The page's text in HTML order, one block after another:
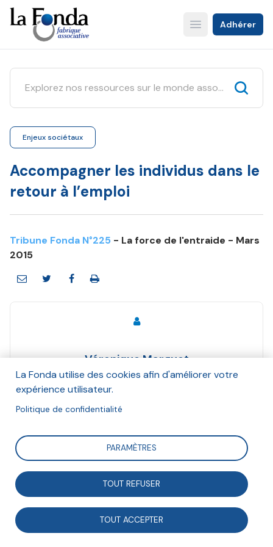
Aller
au
contenu
principal
Open main menu
Adhérer
Enjeux sociétaux
Accompagner les individus dans le
retour à l’emploi
Tribune Fonda N°225 - La force de l'entraide - Mars
2015
Véronique Marguet
Mars 2015
Dans un monde où les organisations sociétales,
administratives et juridiques, tendent à diluer les
responsabilités ; où les individus ont tendance à
attribuer la cause de leurs difficultés aux instances ou
entités extérieures – au risque de se voir déposséder
La Fonda utilise des cookies afin d'améliorer votre
expérience utilisateur.
Politique de confidentialité
PARAMÈTRES
TOUT REFUSER
TOUT ACCEPTER